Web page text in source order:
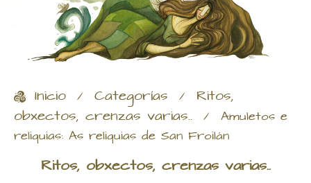
Inicio / Categorías / Ritos,
obxectos, crenzas varias.. / Amuletos e
reliquias: As reliquias de San Froilán
Ritos, obxectos, crenzas varias..